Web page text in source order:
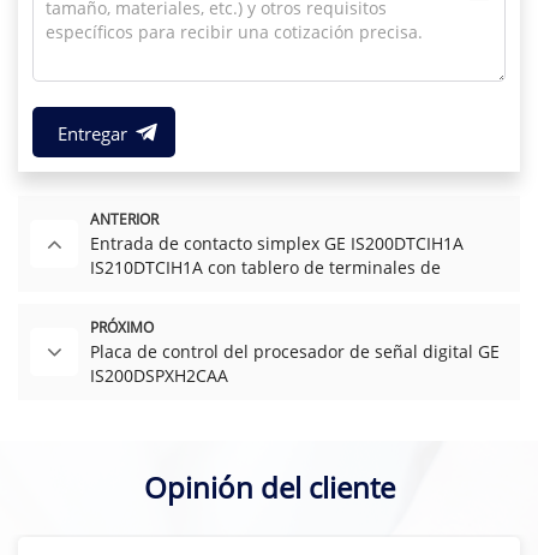
Entregar
ANTERIOR
Entrada de contacto simplex GE IS200DTCIH1A
IS210DTCIH1A con tablero de terminales de
PRÓXIMO
Placa de control del procesador de señal digital GE
IS200DSPXH2CAA
Opinión del cliente